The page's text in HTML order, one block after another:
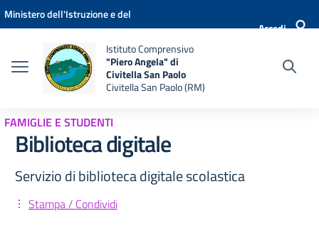
Vai ai contenuti
Vai al menu di navigazione
Vai al footer
Ministero dell'Istruzione e del
Accedi
Istituto Comprensivo
"Piero Angela" di
Civitella San Paolo
Civitella San Paolo (RM)
FAMIGLIE E STUDENTI
Biblioteca digitale
Servizio di biblioteca digitale scolastica
Stampa / Condividi